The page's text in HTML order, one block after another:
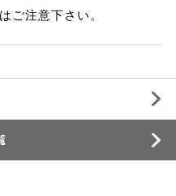
ご注意下さい。